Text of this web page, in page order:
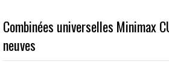
Combinées universelles Minimax
neuves